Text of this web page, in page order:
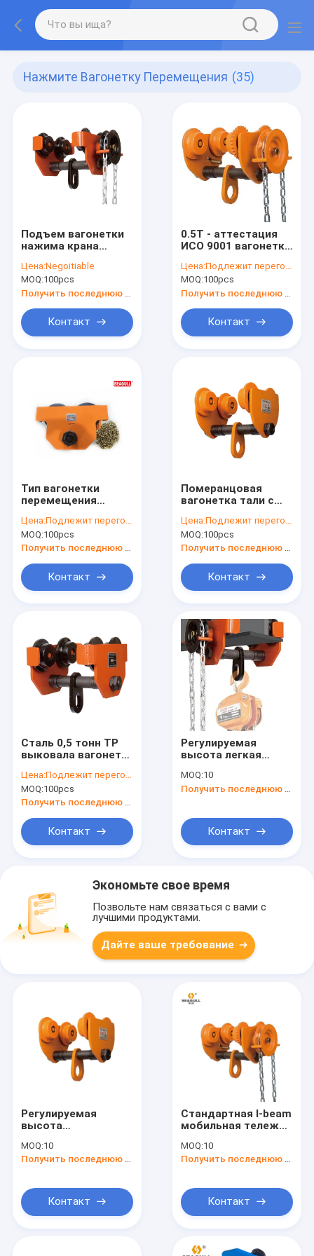
Нажмите Вагонетку Перемещения (35)
Подъем вагонетки
нажима крана
грузоподъемная
цепь вагонетки 30
тонн зацепили
вагонетку
Цена:Negoitiable
MOQ:100pcs
Контакт
0.5T - аттестация
ИСО 9001 вагонетки
перемещения
нажима 30Т
зацепленная
грузоподъемной
цепью
Цена:Подлежит переговорам
MOQ:100pcs
Контакт
Тип вагонетки
перемещения
поверхности
картины ТГ ручной
с длинной цепью
Цена:Подлежит переговорам
MOQ:100pcs
Контакт
Померанцовая
вагонетка тали с
вагонетка подъема
10 тонн ручная
Цена:Подлежит переговорам
MOQ:100pcs
Контакт
Сталь 0,5 тонн TP
выковала вагонетку
лебедки, вагонетку
луча пакгауза
фабрики
Цена:Подлежит переговорам
MOQ:100pcs
Получить последнюю цену
Контакт
Регулируемая
высота легкая
дорожная тележка
- вместимость 100
MOQ:10
Контакт
Экономьте свое время
Позвольте нам связаться с вами с
лучшими продуктами.
Дайте ваше требование
Регулируемая
высота
дорожная тележка
тяжелая
30 т
MOQ:10
Получить последнюю цену
Контакт
Стандартная I-beam
мобильная тележка
легкой перевозки
грузов
MOQ:10
Получить последнюю цену
Контакт